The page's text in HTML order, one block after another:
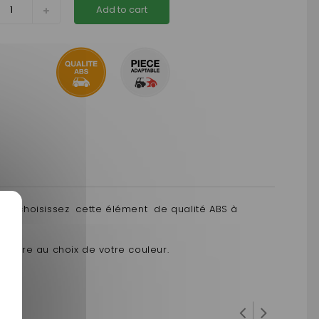
Add to cart
choisissez cette élément de qualité ABS à
au choix de votre couleur.